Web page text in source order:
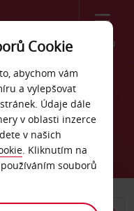
Menu
Cookie
abychom vám
a vylepšovat
Údaje dále
v oblasti inzerce
v našich
. Kliknutím na
souborů